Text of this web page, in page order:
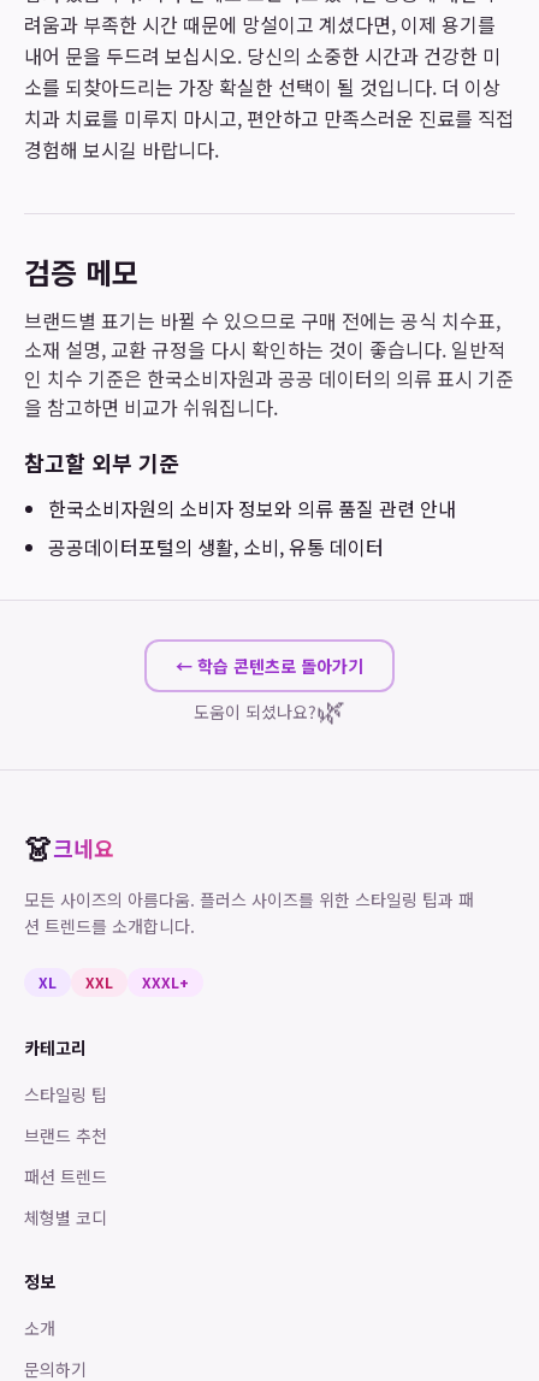
려움과 부족한 시간 때문에 망설이고 계셨다면, 이제 용기를
내어 문을 두드려 보십시오. 당신의 소중한 시간과 건강한 미
소를 되찾아드리는 가장 확실한 선택이 될 것입니다. 더 이상
치과 치료를 미루지 마시고, 편안하고 만족스러운 진료를 직접
경험해 보시길 바랍니다.
검증 메모
브랜드별 표기는 바뀔 수 있으므로 구매 전에는 공식 치수표,
소재 설명, 교환 규정을 다시 확인하는 것이 좋습니다. 일반적
인 치수 기준은 한국소비자원과 공공 데이터의 의류 표시 기준
을 참고하면 비교가 쉬워집니다.
참고할 외부 기준
한국소비자원의 소비자 정보와 의류 품질 관련 안내
공공데이터포털의 생활, 소비, 유통 데이터
← 학습 콘텐츠로 돌아가기
도움이 되셨나요?🌿
👗크네요
모든 사이즈의 아름다움. 플러스 사이즈를 위한 스타일링 팁과 패
션 트렌드를 소개합니다.
XL XXL XXXL+
카테고리
스타일링 팁
브랜드 추천
패션 트렌드
체형별 코디
정보
소개
문의하기